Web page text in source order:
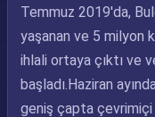
Temmuz 2019'da,
yaşanan ve 5 milyon
ihlali ortaya çıktı ve
başladı.Haziran
geniş çapta çevrimiçi